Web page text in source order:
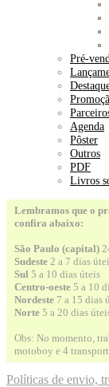
Pré-
Agenda
Pôster
Outros
PDF
Livros
Lembramos que o
confira abaixo:
São Paulo (capital)
Sudeste 2 a 7 dias
Sul 5 a 10 dias úteis
Centro-oeste 5 a 10
Nordeste 7 a 15 dias
Norte 5 a 20 dias
Obs: No momento,
motoboy e 4
Políticas de envio,